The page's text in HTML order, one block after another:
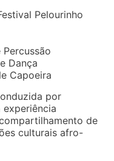
Pelourinho
Dança
Capoeira
por
de
culturais afro-